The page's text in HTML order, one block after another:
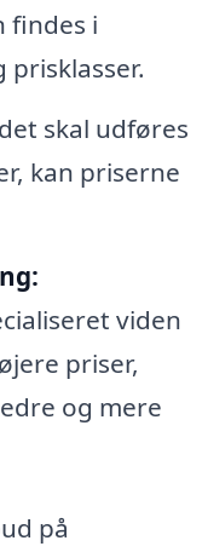
findes i
skal udføres
kan priserne
viden
priser,
og mere
på